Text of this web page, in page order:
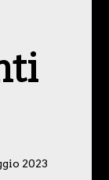
2023